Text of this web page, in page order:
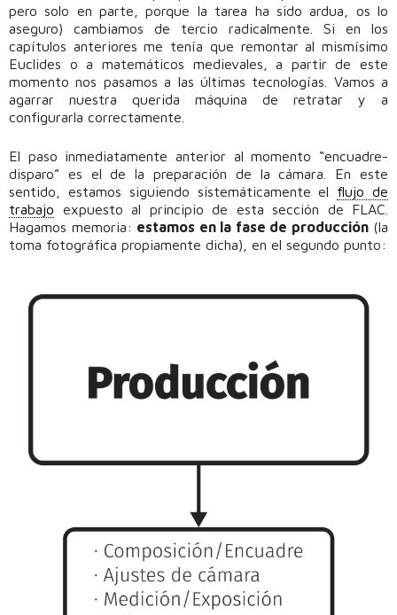
pero solo en parte, porque la tarea ha sido ardua, os lo
aseguro) cambiamos de tercio radicalmente. Si en los
capítulos anteriores me tenía que remontar al mismísimo
Euclides o a matemáticos medievales, a partir de este
momento nos pasamos a las últimas tecnologías. Vamos a
agarrar nuestra querida máquina de retratar y a
configurarla correctamente.
El paso inmediatamente anterior al momento “encuadre-
disparo” es el de la preparación de la cámara. En este
sentido, estamos siguiendo sistemáticamente el flujo de
trabajo expuesto al principio de esta sección de FLAC.
Hagamos memoria: estamos en la fase de producción(la
toma fotográfica propiamente dicha), en el segundo punto: